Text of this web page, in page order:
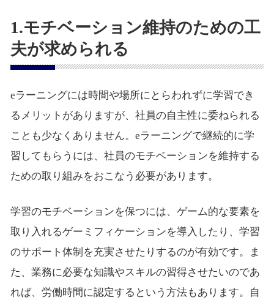
1.モチベーション維持のための工
夫が求められる
eラーニングには時間や場所にとらわれずに学習でき
るメリットがありますが、社員の自主性に委ねられる
ことも少なくありません。eラーニングで継続的に学
習してもらうには、社員のモチベーションを維持する
ための取り組みをおこなう必要があります。
学習のモチベーションを保つには、ゲーム的な要素を
取り入れるゲーミフィケーションを導入したり、学習
のサポート体制を充実させたりするのが有効です。ま
た、業務に必要な知識やスキルの習得させたいのであ
れば、労働時間に認定するという方法もあります。自